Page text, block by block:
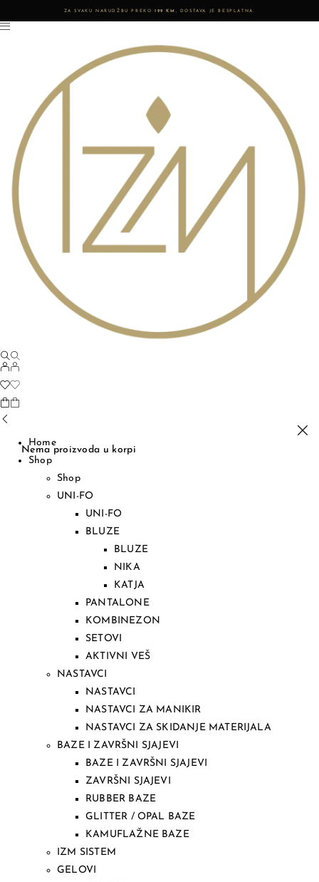
ZA SVAKU NARUDŽBU PREKO 199 KM , DOSTAVA JE BESPLATNA.
Nema proizvoda u korpi
Home
Shop
Shop
UNI-FO
UNI-FO
BLUZE
BLUZE
NIKA
KATJA
PANTALONE
KOMBINEZON
SETOVI
AKTIVNI VEŠ
NASTAVCI
NASTAVCI
NASTAVCI ZA MANIKIR
NASTAVCI ZA SKIDANJE MATERIJALA
BAZE I ZAVRŠNI SJAJEVI
BAZE I ZAVRŠNI SJAJEVI
ZAVRŠNI SJAJEVI
RUBBER BAZE
GLITTER / OPAL BAZE
KAMUFLAŽNE BAZE
IZM SISTEM
GELOVI